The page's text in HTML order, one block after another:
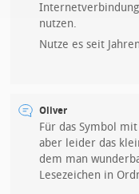
nutzen.
Nutze es seit
Oliver
Für das Symbol
aber leider das
dem man
Lesezeichen in